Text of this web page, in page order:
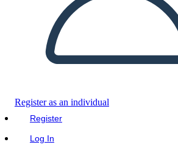
Register as an individual
Register
Log In